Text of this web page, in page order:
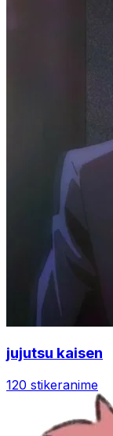
jujutsu kaisen
120 stikeranime